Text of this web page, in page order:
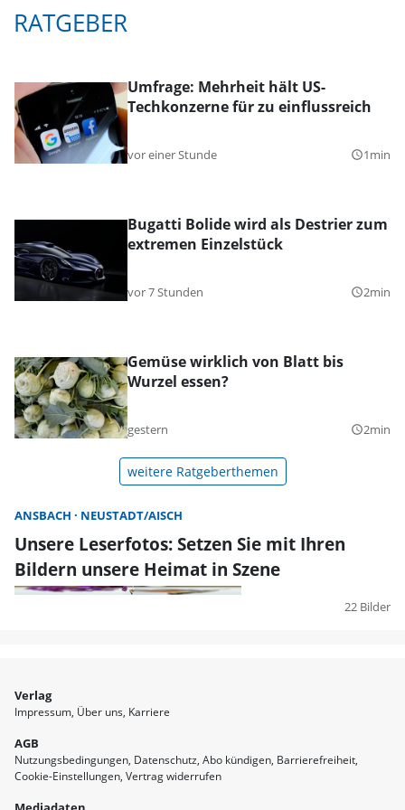
RATGEBER
Umfrage: Mehrheit hält US-
Techkonzerne für zu einflussreich
vor einer Stunde query_builder1min
Bugatti Bolide wird als Destrier zum
extremen Einzelstück
vor 7 Stunden query_builder2min
Gemüse wirklich von Blatt bis
Wurzel essen?
gestern query_builder2min
weitere Ratgeberthemen
ANSBACH NEUSTADT/AISCH
Unsere Leserfotos: Setzen Sie mit Ihren
Bildern unsere Heimat in Szene
22 Bilder
Verlag
Impressum Über uns Karriere
AGB
Nutzungsbedingungen Datenschutz Abo kündigen Barrierefreiheit
Cookie-Einstellungen Vertrag widerrufen